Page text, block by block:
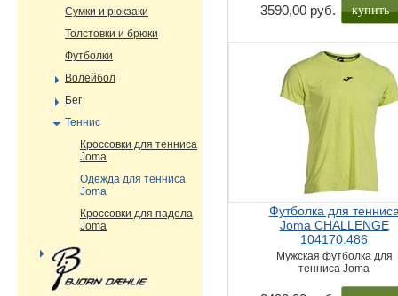
3590,00 руб. купить
Футболка для
Joma CHALLENGE
104170.486
Мужская футболка для
тенниса Joma
Сумки и рюкзаки
Толстовки и брюки
Футболки
Волейбол
Бег
Теннис
Кроссовки для тенниса
Joma
Одежда для тенниса
Joma
Кроссовки для падела
Joma